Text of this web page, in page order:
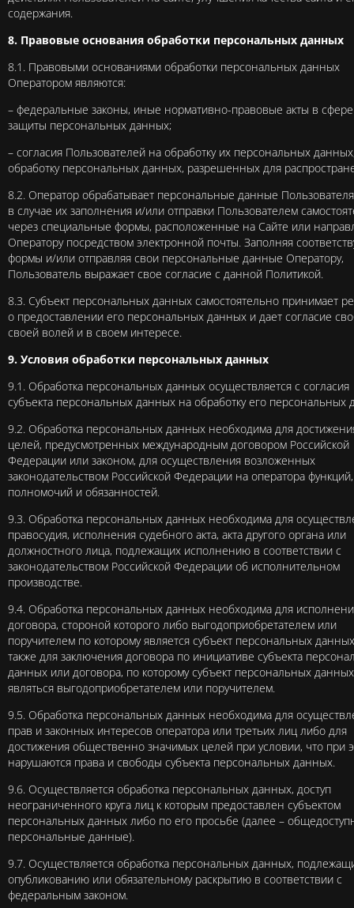
содержания.
8. Правовые основания обработки персональных данных
8.1. Правовыми основаниями обработки персональных данных
Оператором являются:
– федеральные законы, иные нормативно-правовые акты в сфере
защиты персональных данных;
– согласия Пользователей на обработку их персональных
обработку персональных данных, разрешенных для
8.2. Оператор обрабатывает персональные данные
в случае их заполнения и/или отправки Пользователем
через специальные формы, расположенные на Сайте или
Оператору посредством электронной почты. Заполняя
формы и/или отправляя свои персональные данные Оператору,
Пользователь выражает свое согласие с данной Политикой.
8.3. Субъект персональных данных самостоятельно принимает
о предоставлении его персональных данных и дает согласие
своей волей и в своем интересе.
9. Условия обработки персональных данных
9.1. Обработка персональных данных осуществляется с согласия
субъекта персональных данных на обработку его персональных
9.2. Обработка персональных данных необходима для
целей, предусмотренных международным договором Российской
Федерации или законом, для осуществления возложенных
законодательством Российской Федерации на оператора функций,
полномочий и обязанностей.
9.3. Обработка персональных данных необходима для
правосудия, исполнения судебного акта, акта другого органа или
должностного лица, подлежащих исполнению в соответствии с
законодательством Российской Федерации об исполнительном
производстве.
9.4. Обработка персональных данных необходима для
договора, стороной которого либо выгодоприобретателем или
поручителем по которому является субъект персональных
также для заключения договора по инициативе субъекта
данных или договора, по которому субъект персональных
являться выгодоприобретателем или поручителем.
9.5. Обработка персональных данных необходима для
прав и законных интересов оператора или третьих лиц либо для
достижения общественно значимых целей при условии, что при
нарушаются права и свободы субъекта персональных данных.
9.6. Осуществляется обработка персональных данных, доступ
неограниченного круга лиц к которым предоставлен субъектом
персональных данных либо по его просьбе (далее –
персональные данные).
9.7. Осуществляется обработка персональных данных,
опубликованию или обязательному раскрытию в соответствии с
федеральным законом.